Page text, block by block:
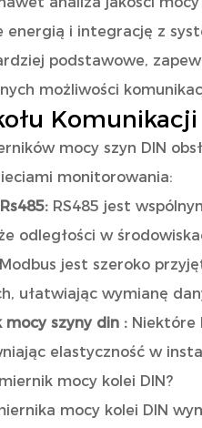
energią i integrację z
podstawowe,
możliwości
Komunikacji
mocy szyn DIN
monitorowania:
RS485 jest
odległości w
Modbus jest szeroko
ułatwiając wymianę
mocy szyny din : Niektóre
elastyczność w
mocy kolei DIN?
mocy kolei DIN